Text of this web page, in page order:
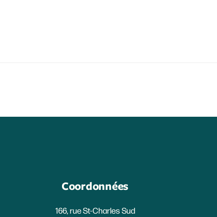
Coordonnées
166, rue St-Charles Sud